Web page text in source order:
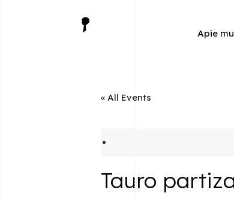
Apie
« All Events
Tauro